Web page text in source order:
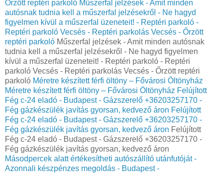
Őrzött reptéri parkoló Műszerfal jelzések - Amit minden
autósnak tudnia kell a műszerfal jelzésekről - Ne hagyd
figyelmen kívül a műszerfal üzeneteit! - Reptéri parkoló -
Reptéri parkoló Vecsés - Reptéri parkolás Vecsés - Őrzött
reptéri parkoló Műszerfal jelzések - Amit minden autósnak
tudnia kell a műszerfal jelzésekről - Ne hagyd figyelmen
kívül a műszerfal üzeneteit! - Reptéri parkoló - Reptéri
parkoló Vecsés - Reptéri parkolás Vecsés - Őrzött reptéri
parkoló Méretre készített férfi öltöny – Fővárosi Öltönyház
Méretre készített férfi öltöny – Fővárosi Öltönyház Felújított
Fég c-24 eladó - Budapest - Gázszerelő +36203257170 -
Fég gázkészülék javítás gyorsan, kedvező áron Felújított
Fég c-24 eladó - Budapest - Gázszerelő +36203257170 -
Fég gázkészülék javítás gyorsan, kedvező áron Felújított
Fég c-24 eladó - Budapest - Gázszerelő +36203257170 -
Fég gázkészülék javítás gyorsan, kedvező áron
Másodpercek alatt értékesítheti autószállító utánfutóját -
Azonnali készpénzes megoldás - Budapest -